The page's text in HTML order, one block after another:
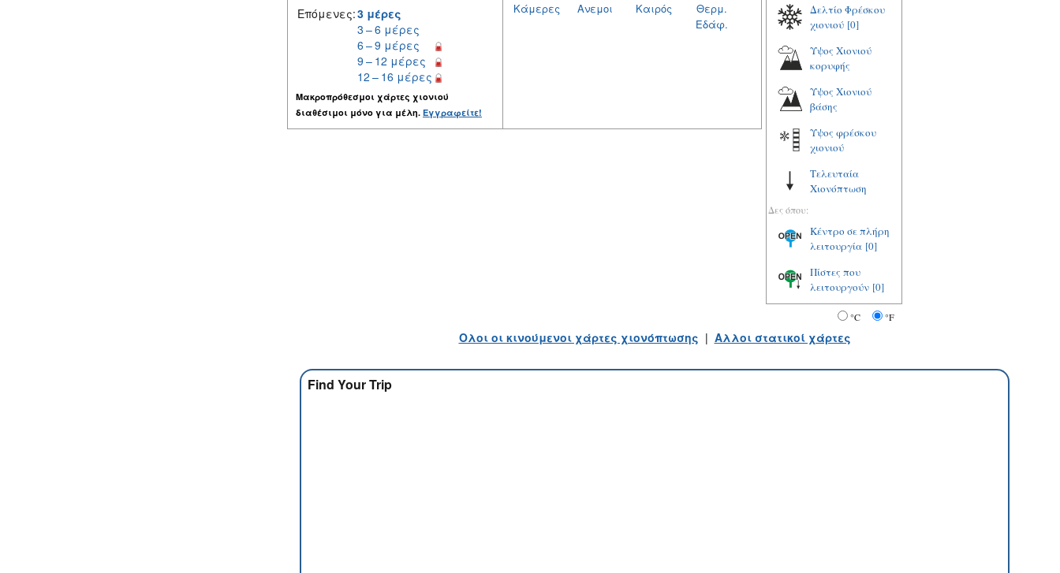
Επόμενες:3 μέρες
3 – 6 μέρες
6 – 9 μέρες
9 – 12 μέρες
12 – 16 μέρες
Μακροπρόθεσμοι χάρτες χιονιού
διαθέσιμοι μόνο για μέλη. Εγγραφείτε!
Θερμ.
Εδάφ.
Καιρός
Ανεμοι
Κάμερες
Δελτίο Φρέσκου
χιονιού [0]
Υψος Χιονιού
κορυφής
Υψος Χιονιού
βάσης
Υψος φρέσκου
χιονιού
Τελευταία
Χιονόπτωση
Δες όπου:
Κέντρο σε πλήρη
λειτουργία [0]
Πίστες που
λειτουργούν [0]
°C °F
Ολοι οι κινούμενοι χάρτες χιονόπτωσης | Αλλοι στατικοί χάρτες
Find Your Trip